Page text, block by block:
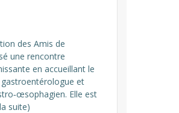
des Amis de
une rencontre
en accueillant le
et
Elle est
suite)